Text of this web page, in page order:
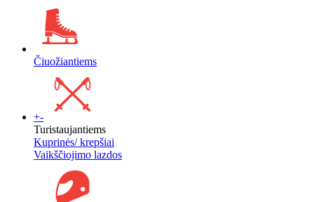
Čiuožiantiems
+-
Turistaujantiems
Kuprinės/ krepšiai
Vaikščiojimo lazdos